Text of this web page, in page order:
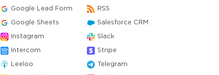
Google Lead Form RSS
Google Sheets Salesforce CRM
Instagram Slack
Intercom Stripe
Leeloo Telegram